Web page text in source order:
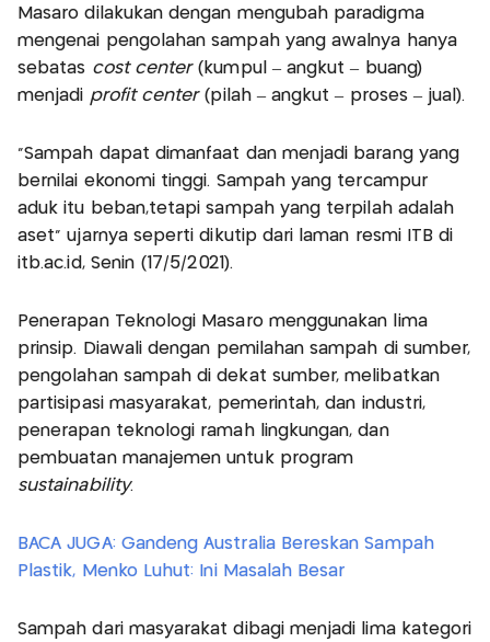
Masaro dilakukan dengan mengubah paradigma
mengenai pengolahan sampah yang awalnya hanya
sebatas cost center(kumpul – angkut – buang)
menjadi profit center(pilah – angkut – proses – jual).
“Sampah dapat dimanfaat dan menjadi barang yang
bernilai ekonomi tinggi. Sampah yang tercampur
aduk itu beban,tetapi sampah yang terpilah adalah
aset” ujarnya seperti dikutip dari laman resmi ITB di
itb.ac.id, Senin (17/5/2021).
Penerapan Teknologi Masaro menggunakan lima
prinsip. Diawali dengan pemilahan sampah di sumber,
pengolahan sampah di dekat sumber, melibatkan
partisipasi masyarakat, pemerintah, dan industri,
penerapan teknologi ramah lingkungan, dan
pembuatan manajemen untuk program
sustainability.
BACA JUGA: Gandeng Australia Bereskan Sampah
Plastik, Menko Luhut: Ini Masalah Besar
Sampah dari masyarakat dibagi menjadi lima kategori